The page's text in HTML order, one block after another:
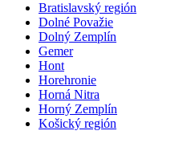
Bratislavský región
Dolné Považie
Dolný Zemplín
Gemer
Hont
Horehronie
Horná Nitra
Horný Zemplín
Košický región